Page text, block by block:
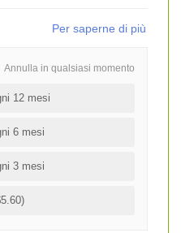
Per saperne di più
Annulla in qualsiasi momento
12 mesi
6 mesi
3 mesi